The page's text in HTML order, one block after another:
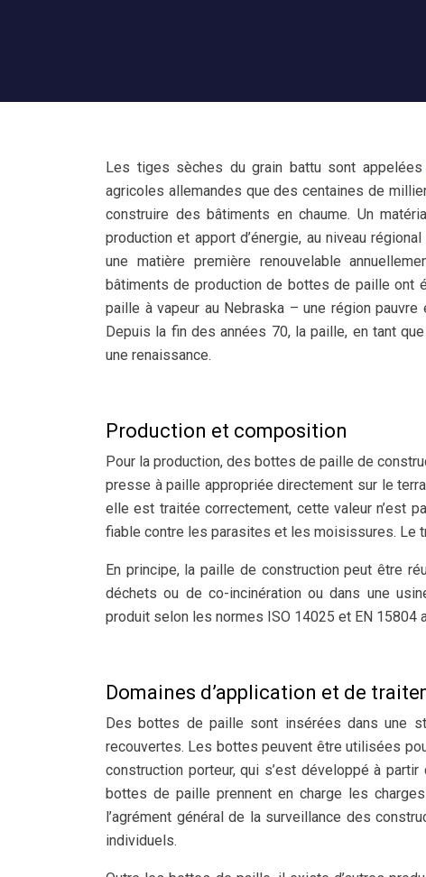
Les tiges sèches du grain battu sont
agricoles allemandes que des centaines de
construire des bâtiments en chaume. Un
production et apport d’énergie, au niveau
une matière première renouvelable
bâtiments de production de bottes de paille ont
paille à vapeur au Nebraska – une région
Depuis la fin des années 70, la paille, en tant
une renaissance.
Production et composition
Pour la production, des bottes de paille de
presse à paille appropriée directement sur le
elle est traitée correctement, cette valeur n’est
fiable contre les parasites et les moisissures. Le
En principe, la paille de construction peut être
déchets ou de co-incinération ou dans une
produit selon les normes ISO 14025 et EN 15804
Domaines d’application et de
Des bottes de paille sont insérées dans une
recouvertes. Les bottes peuvent être utilisées
construction porteur, qui s’est développé à
bottes de paille prennent en charge les
l’agrément général de la surveillance des
individuels.